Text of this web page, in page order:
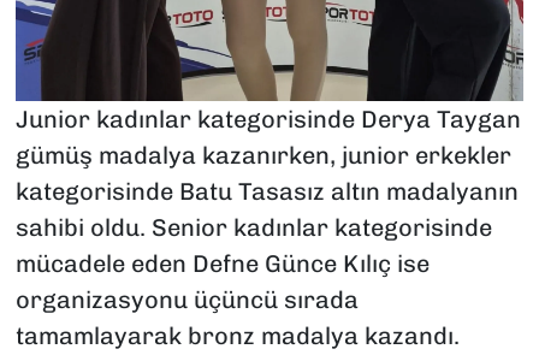
Junior kadınlar kategorisinde Derya Taygan
gümüş madalya kazanırken, junior erkekler
kategorisinde Batu Tasasız altın madalyanın
sahibi oldu. Senior kadınlar kategorisinde
mücadele eden Defne Günce Kılıç ise
organizasyonu üçüncü sırada
tamamlayarak bronz madalya kazandı.